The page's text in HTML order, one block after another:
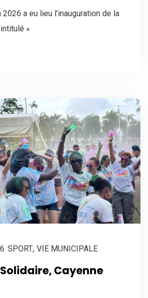
a eu lieu l’inauguration de la
«
SPORT, VIE MUNICIPALE
Cayenne